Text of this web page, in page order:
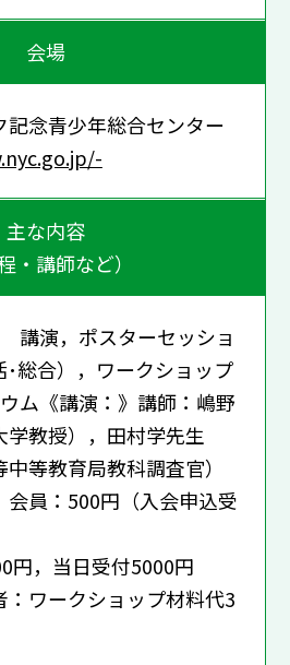
会場
念青少年総合センター
主な内容
・講師など）
講演，ポスターセッショ
･総合），ワークショップ
ム《講演：》講師：嶋野
教授），田村学先生
中等教育局教科調査官）
員：500円（入会申込受
円，当日受付5000円
：ワークショップ材料代3